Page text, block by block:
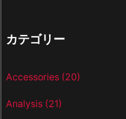
カテゴリー
Accessories (20)
Analysis (21)